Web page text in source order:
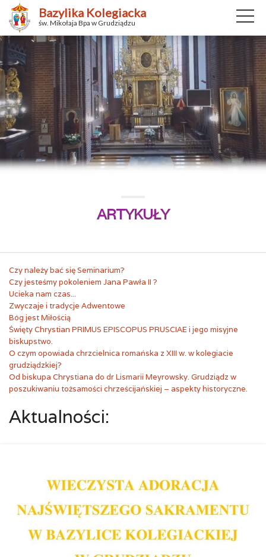
Bazylika Kolegiacka
św. Mikołaja Bpa w Grudziądzu
ARTYKUŁY
Czy należy bać się Seminarium?
Czy jesteśmy pokoleniem Jana Pawła II ?
Ucieka nam czas...
Zwyczaje i tradycje Adwentowe
Bóg jest Miłością
Święty Chrystian PRIMUS EPISCOPUS PRUSCIAE i jego misyjne
biskupstwo.
O czym opowiada chrzcielnica romańska z XIII w. w kolegiacie
grudziądzkiej?
Od biskupa Chrystiana do dr Lismarii Meyrowsky. Grudziądz w
poszukiwaniu tożsamości chrześcijańskiej – aspekty historyczne.
Aktualności: